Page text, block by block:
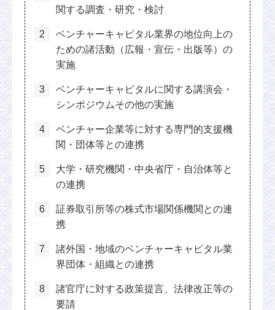
関する調査・研究・検討
ベンチャーキャピタル業界の地位向上の
ための諸活動（広報・宣伝・出版等）の
実施
ベンチャーキャピタルに関する講演会・
シンポジウムその他の実施
ベンチャー企業等に対する専門的支援機
関・団体等との連携
大学・研究機関・中央省庁・自治体等と
の連携
証券取引所等の株式市場関係機関との連
携
諸外国・地域のベンチャーキャピタル業
界団体・組織との連携
諸官庁に対する政策提言、法律改正等の
要請